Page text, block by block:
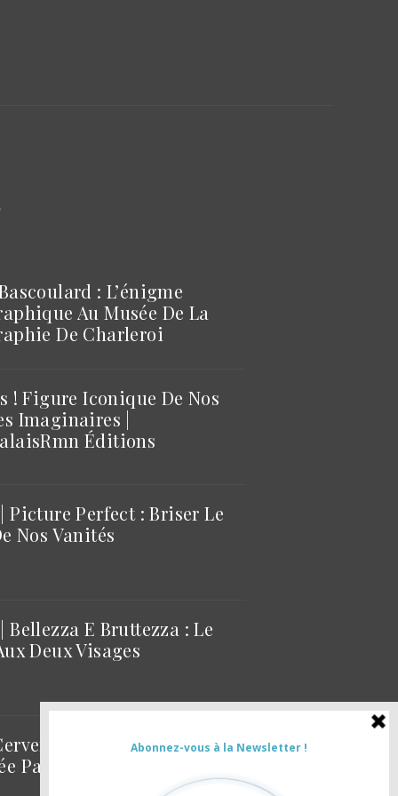
: L’énigme
Au Musée De La
De Charleroi
! Figure Iconique De Nos
Imaginaires |
Éditions
Picture Perfect : Briser Le
Nos Vanités
Bellezza E Bruttezza : Le
Deux Visages
L’art De La Collision,
Paul Valéry, À Sète